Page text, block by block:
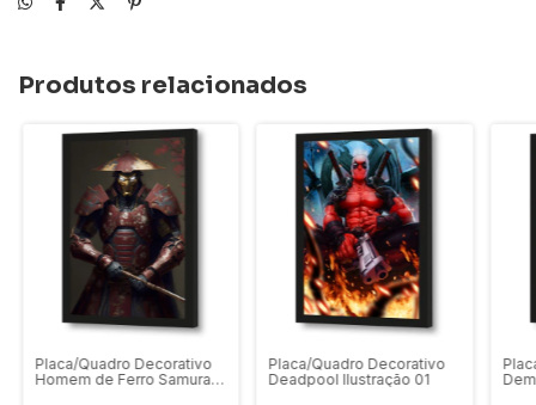
Produtos relacionados
Placa/Quadro Decorativo
Homem de Ferro Samurai
Placa/Quadro Decorativo
Deadpool Ilustração 01